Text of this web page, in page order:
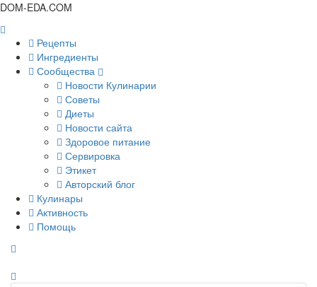
DOM-EDA.COM
Рецепты
Ингредиенты
Сообщества
Новости Кулинарии
Советы
Диеты
Новости сайта
Здоровое питание
Сервировка
Этикет
Авторский блог
Кулинары
Активность
Помощь